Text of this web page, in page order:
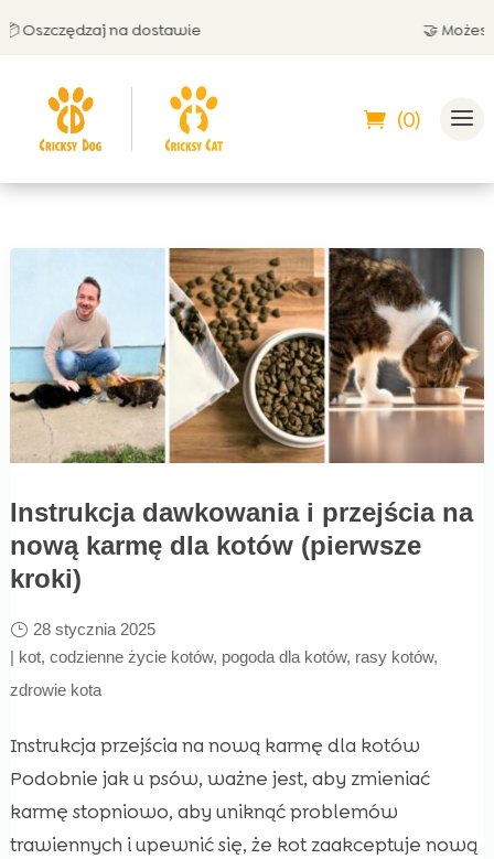
na dostawie 🤝 Możesz
(0)
Instrukcja dawkowania i przejścia na
nową karmę dla kotów (pierwsze
kroki)
28 stycznia 2025
| kot, codzienne życie kotów, pogoda dla kotów, rasy kotów,
zdrowie kota
Instrukcja przejścia na nową karmę dla kotów
Podobnie jak u psów, ważne jest, aby zmieniać
karmę stopniowo, aby uniknąć problemów
trawiennych i upewnić się, że kot zaakceptuje nową